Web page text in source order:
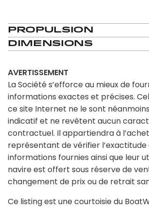
Propulsion
Dimensions
AVERTISSEMENT
La Société s’efforce au mieux de
informations exactes et précises.
ce site Internet ne le sont
indicatif et ne revêtent aucun
contractuel. Il appartiendra à
représentant de vérifier l’exactitude
informations fournies ainsi que leur
navire est offert sous réserve de
changement de prix ou de retrait
Ce listing est une courtoisie du